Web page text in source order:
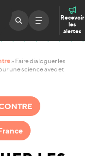
Recevoir
les
alertes
» Faire dialoguer les
une science avec et